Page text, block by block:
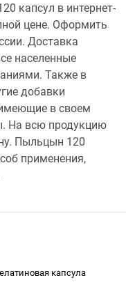
капсул в интернет-
цене. Оформить
Доставка
населенные
Также в
добавки
в своем
На всю продукцию
Пыльцын 120
применения,
капсула